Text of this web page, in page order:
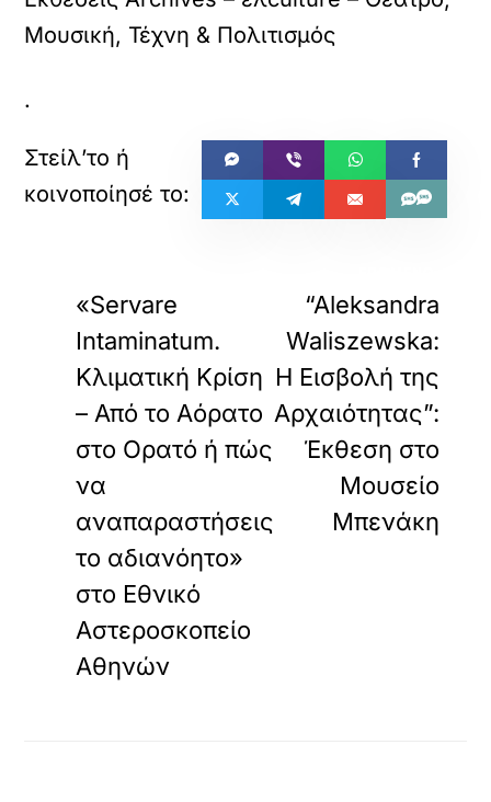
Μουσική, Τέχνη & Πολιτισμός
.
«Servare
Intaminatum.
Κλιματική Κρίση
– Από το Αόρατο
στο Ορατό ή πώς
να
αναπαραστήσεις
το αδιανόητο»
στο Εθνικό
Αστεροσκοπείο
Αθηνών
“Aleksandra
Waliszewska:
Η Εισβολή της
Αρχαιότητας”:
Έκθεση στο
Μουσείο
Μπενάκη